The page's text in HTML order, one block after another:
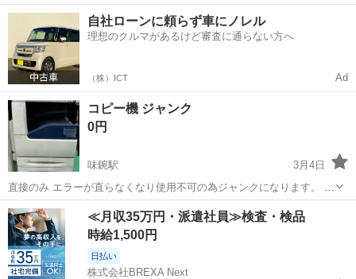
い。
愛知 尾張旭市 電話、ＦＡＸ
自社ローンに頼らず車にノレル
理想のクルマがあるけど審査に通らない方へ
（株）ICT Ad
コピー機 ジャンク
0円
味鋺駅
3月4日
直接のみ エラーが直らなくなり使用不可の為ジャンクになります。 わ
かる方のみご連絡頂きますようお願いいたします。
愛知 春日井市 味鋺駅 電話、ＦＡＸ コピー機
≪月収35万円・派遣社員≫検査・検品
時給1,500円
日払い
株式会社BREXA Next